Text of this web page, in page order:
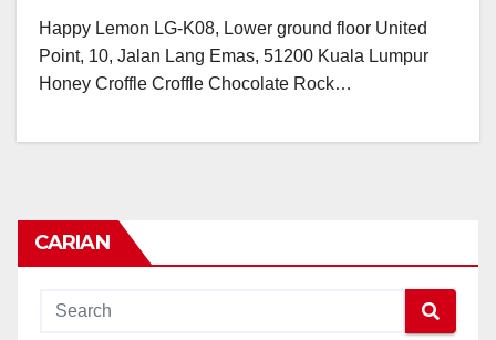
Happy Lemon LG-K08, Lower ground floor United
Point, 10, Jalan Lang Emas, 51200 Kuala Lumpur
Honey Croffle Croffle Chocolate Rock…
CARIAN